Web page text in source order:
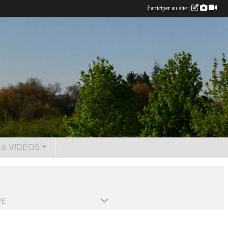
VIDÉOS
Participer au site :